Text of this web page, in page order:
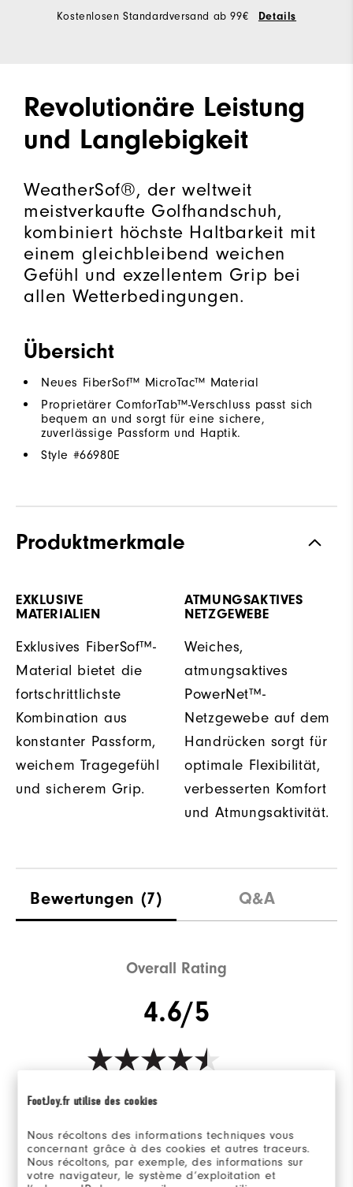
FootJoy.fr utilise des cookies
Nous récoltons des informations techniques vous
concernant grâce à des cookies et autres traceurs.
Nous récoltons, par exemple, des informations sur
votre navigateur, le système d’exploitation et
Kostenlosen Standardversand ab 99€ Details
Revolutionäre Leistung
und Langlebigkeit
WeatherSof®, der weltweit
meistverkaufte Golfhandschuh,
kombiniert höchste Haltbarkeit mit
einem gleichbleibend weichen
Gefühl und exzellentem Grip bei
allen Wetterbedingungen.
Übersicht
Neues FiberSof™ MicroTac™ Material
Proprietärer ComforTab™-Verschluss passt sich
bequem an und sorgt für eine sichere,
zuverlässige Passform und Haptik.
Style #66980E
Produktmerkmale
EXKLUSIVE
MATERIALIEN
Exklusives FiberSof™-
Material bietet die
fortschrittlichste
Kombination aus
konstanter Passform,
weichem Tragegefühl
und sicherem Grip.
ATMUNGSAKTIVES
NETZGEWEBE
Weiches,
atmungsaktives
PowerNet™-
Netzgewebe auf dem
Handrücken sorgt für
optimale Flexibilität,
verbesserten Komfort
und Atmungsaktivität.
Bewertungen (7) Q&A
Overall Rating
4.6/5
BEWERTUNG SCHREIBEN